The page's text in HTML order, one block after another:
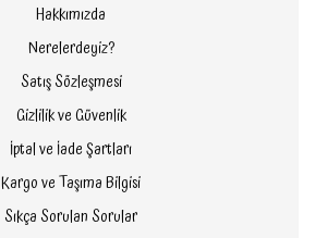
Hakkımızda
Nerelerdeyiz?
Satış Sözleşmesi
Gizlilik ve Güvenlik
İptal ve İade Şartları
Kargo ve Taşıma Bilgisi
Sıkça Sorulan Sorular